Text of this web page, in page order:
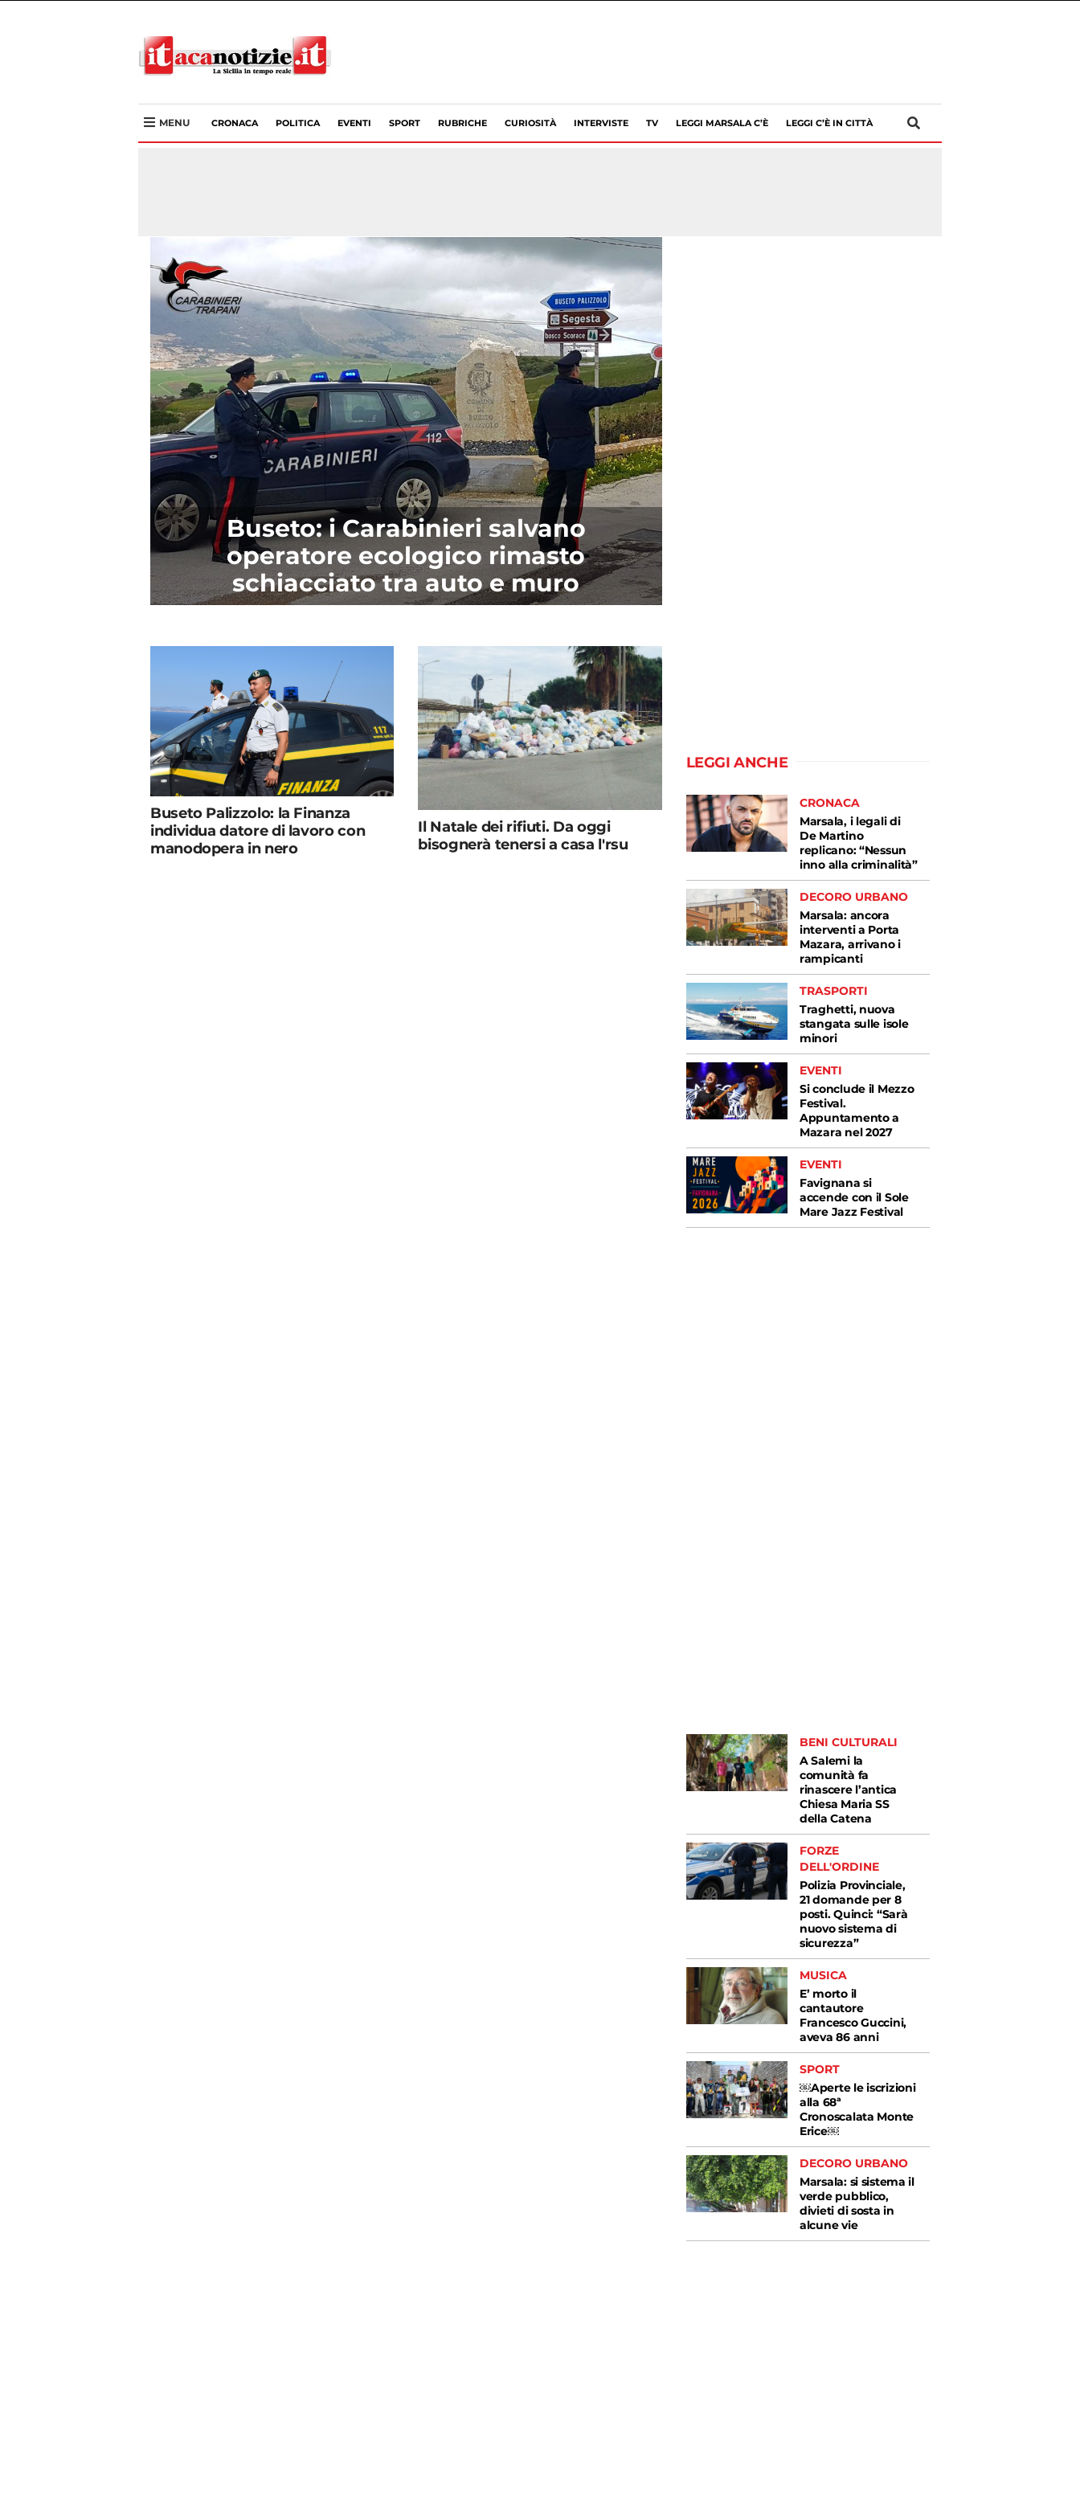
MENU CRONACA POLITICA EVENTI SPORT RUBRICHE CURIOSITÀ INTERVISTE TV LEGGI MARSALA C’È LEGGI C’È IN CITTÀ
Buseto: i Carabinieri salvano
operatore ecologico rimasto
schiacciato tra auto e muro
Buseto Palizzolo: la Finanza
individua datore di lavoro con
manodopera in nero
Il Natale dei rifiuti. Da oggi
bisognerà tenersi a casa l'rsu
LEGGI ANCHE
CRONACA
Marsala, i legali di
De Martino
replicano: “Nessun
inno alla criminalità”
DECORO URBANO
Marsala: ancora
interventi a Porta
Mazara, arrivano i
rampicanti
TRASPORTI
Traghetti, nuova
stangata sulle isole
minori
EVENTI
Si conclude il Mezzo
Festival.
Appuntamento a
Mazara nel 2027
EVENTI
Favignana si
accende con il Sole
Mare Jazz Festival
BENI CULTURALI
A Salemi la
comunità fa
rinascere l’antica
Chiesa Maria SS
della Catena
FORZE
DELL'ORDINE
Polizia Provinciale,
21 domande per 8
posti. Quinci: “Sarà
nuovo sistema di
sicurezza”
MUSICA
E’ morto il
cantautore
Francesco Guccini,
aveva 86 anni
SPORT
￼Aperte le iscrizioni
alla 68ª
Cronoscalata Monte
Erice￼
DECORO URBANO
Marsala: si sistema il
verde pubblico,
divieti di sosta in
alcune vie